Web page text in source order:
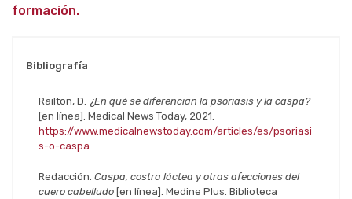
formación.
Bibliografía
Railton, D. ¿En qué se diferencian la psoriasis y la caspa?
[en línea]. Medical News Today, 2021.
https://www.medicalnewstoday.com/articles/es/psoriasi
s-o-caspa
Redacción. Caspa, costra láctea y otras afecciones del
cuero cabelludo [en línea]. Medine Plus. Biblioteca